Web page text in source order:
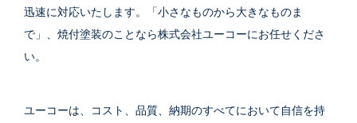
迅速に対応いたします。「小さなものから大きなものま
で」、焼付塗装のことなら株式会社ユーコーにお任せくださ
い。
ユーコーは、コスト、品質、納期のすべてにおいて自信を持